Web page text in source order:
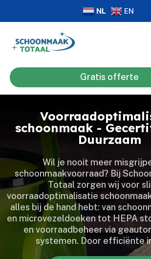
NL EN
Gratis offerte
schoonmaak -
Duurzaam
Wil je nooit meer
schoonmaakvoorraad? Bij
Totaal zorgen wij voor
voorraadoptimalisatie
alles bij de hand hebt: van
en microvezeldoeken tot HEPA
en voorraadbeheer via
systemen.​ Door efficiënte